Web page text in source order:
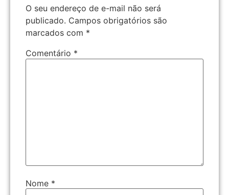
O seu endereço de e-mail não será
publicado. Campos obrigatórios são
marcados com *
Comentário *
Nome *